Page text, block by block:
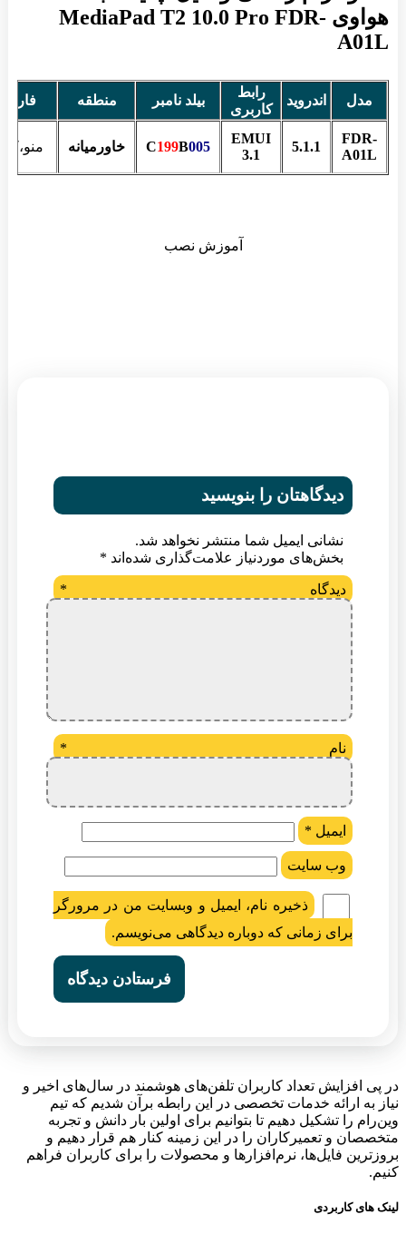
هواوی MediaPad T2 10.0 Pro FDR-
A01L
مدل اندروید
رابط
کاربری
بیلد نامبر منطقه
FDR-
A01L
5.1.1
EMUI
3.1
C199B005 خاورمیانه
آموزش نصب
دیدگاهتان را بنویسید
نشانی ایمیل شما منتشر نخواهد شد.
بخش‌های موردنیاز علامت‌گذاری شده‌اند *
دیدگاه *
نام *
ایمیل *
وب‌ سایت
ذخیره نام، ایمیل و وبسایت من در مرورگر
برای زمانی که دوباره دیدگاهی می‌نویسم.
در پی افزایش تعداد کاربران تلفن‌های هوشمند در سال‌های اخیر و
نیاز به ارائه خدمات تخصصی در این رابطه برآن شدیم که تیم
وین‌رام را تشکیل دهیم تا بتوانیم برای اولین بار دانش و تجربه
متخصصان و تعمیرکاران را در این زمینه کنار هم قرار دهیم و
بروزترین فایل‌ها، نرم‌افزارها و محصولات را برای کاربران فراهم
کنیم.
لینک های کاربردی